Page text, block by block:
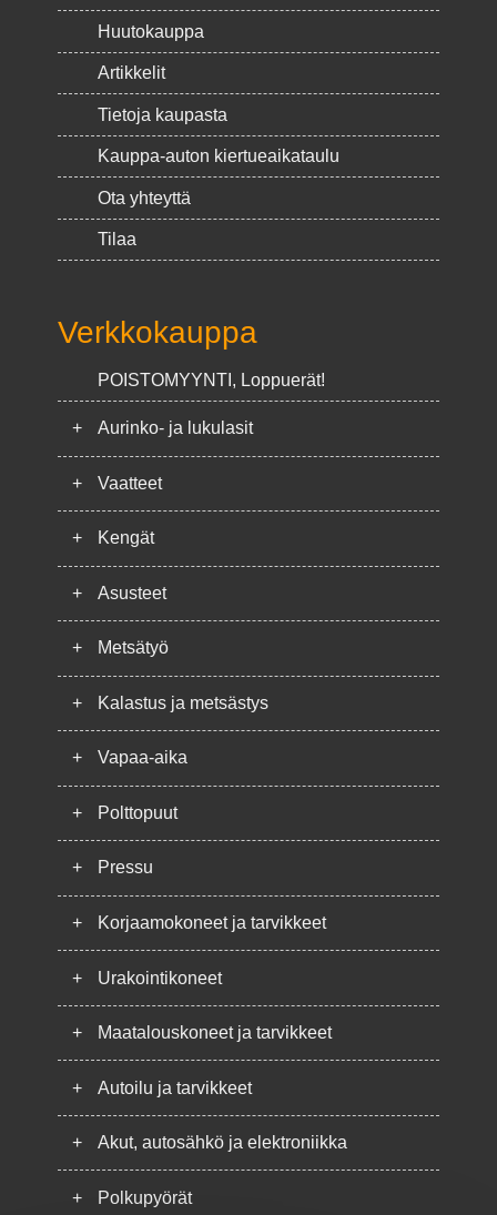
Huutokauppa
Artikkelit
Tietoja kaupasta
Kauppa-auton kiertueaikataulu
Ota yhteyttä
Tilaa
Verkkokauppa
POISTOMYYNTI, Loppuerät!
+ Aurinko- ja lukulasit
+ Vaatteet
+ Kengät
+ Asusteet
+ Metsätyö
+ Kalastus ja metsästys
+ Vapaa-aika
+ Polttopuut
+ Pressu
+ Korjaamokoneet ja tarvikkeet
+ Urakointikoneet
+ Maatalouskoneet ja tarvikkeet
+ Autoilu ja tarvikkeet
+ Akut, autosähkö ja elektroniikka
+ Polkupyörät